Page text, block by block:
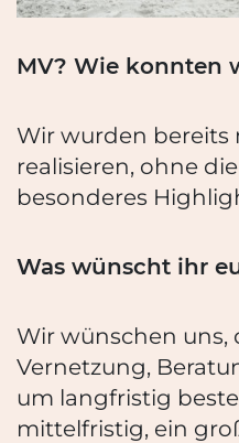
MV? Wie konnten
Wir wurden bereits
realisieren, ohne
besonderes
Was wünscht ihr
Wir wünschen
Vernetzung,
um langfristig
mittelfristig, ein